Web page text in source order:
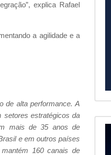
explica Rafael
a agilidade e a
de alta performance. A
setores estratégicos da
mais de 35 anos de
e em outros países
160 canais de